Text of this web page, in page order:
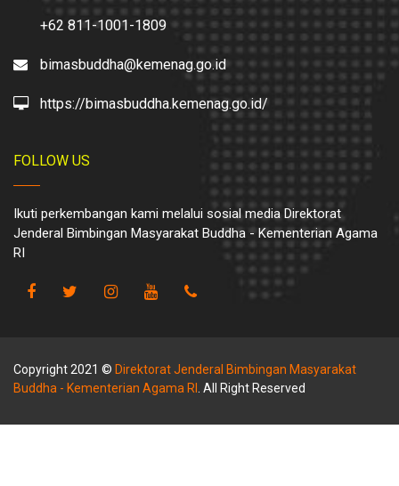
+62 811-1001-1809
bimasbuddha@kemenag.go.id
https://bimasbuddha.kemenag.go.id/
FOLLOW US
Ikuti perkembangan kami melalui sosial media Direktorat
Jenderal Bimbingan Masyarakat Buddha - Kementerian Agama
RI
Copyright 2021 © Direktorat Jenderal Bimbingan Masyarakat
Buddha - Kementerian Agama RI . All Right Reserved